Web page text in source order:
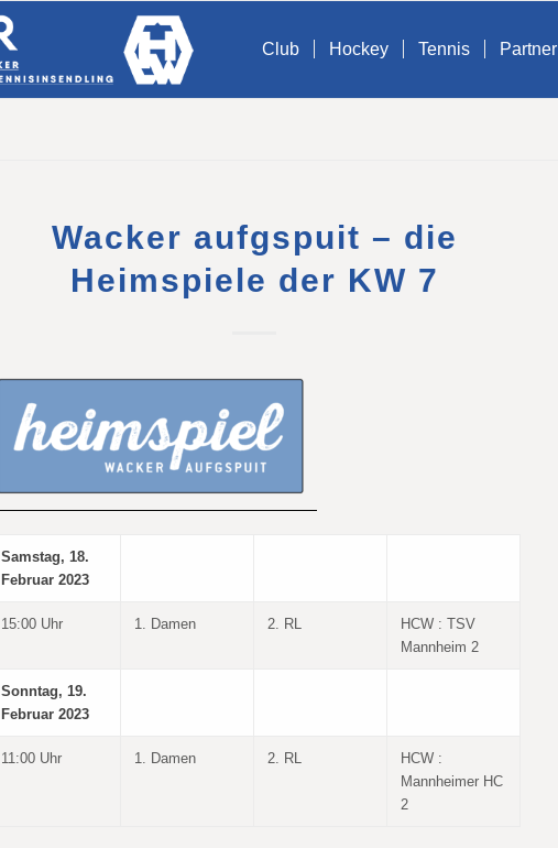
Club Hockey Tennis Partner
Wacker aufgspuit – die
Heimspiele der KW 7
Samstag, 18.
Februar 2023
15:00 Uhr 1. Damen 2. RL
HCW : TSV
Mannheim 2
Sonntag, 19.
Februar 2023
11:00 Uhr 1. Damen 2. RL
HCW :
Mannheimer HC
2